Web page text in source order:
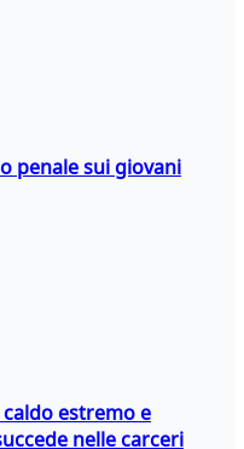
penale sui giovani
estremo e
nelle carceri